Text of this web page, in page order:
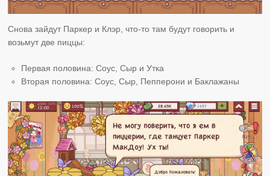
Снова зайдут Паркер и Клэр, что-то там будут говорить и
возьмут две пиццы:
Первая половина: Соус, Сыр и Утка
Вторая половина: Соус, Сыр, Пепперони и Баклажаны